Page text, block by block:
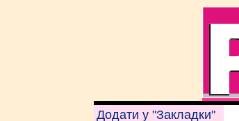
Додати у "Закладки"